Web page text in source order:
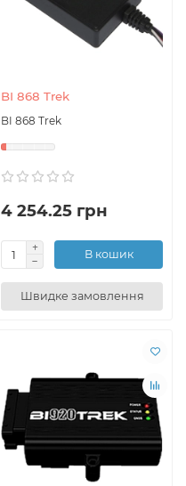
BI 868 Trek
BI 868 Trek
4 254.25 грн
В кошик
Швидке замовлення